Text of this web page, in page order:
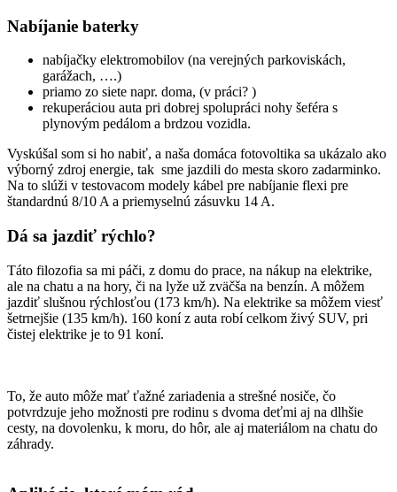
Nabíjanie baterky
nabíjačky elektromobilov (na verejných parkoviskách,
garážach, ….)
priamo zo siete napr. doma, (v práci? )
rekuperáciou auta pri dobrej spolupráci nohy šeféra s
plynovým pedálom a brdzou vozidla.
Vyskúšal som si ho nabiť, a naša domáca fotovoltika sa ukázalo ako
výborný zdroj energie, tak sme jazdili do mesta skoro zadarminko.
Na to slúži v testovacom modely kábel pre nabíjanie flexi pre
štandardnú 8/10 A a priemyselnú zásuvku 14 A.
Dá sa jazdiť rýchlo?
Táto filozofia sa mi páči, z domu do prace, na nákup na elektrike,
ale na chatu a na hory, či na lyže už zväčša na benzín. A môžem
jazdiť slušnou rýchlosťou (173 km/h). Na elektrike sa môžem viesť
šetrnejšie (135 km/h). 160 koní z auta robí celkom živý SUV, pri
čistej elektrike je to 91 koní.
To, že auto môže mať ťažné zariadenia a strešné nosiče, čo
potvrdzuje jeho možnosti pre rodinu s dvoma deťmi aj na dlhšie
cesty, na dovolenku, k moru, do hôr, ale aj materiálom na chatu do
záhrady.